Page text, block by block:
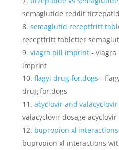
semaglutide reddit
semaglutid receptfritt
receptfritt tabletter
viagra pill imprint- viagra
imprint
flagyl drug for.dogs -
drug for.dogs
acyclovir and valacyclovir
valacyclovir dosage
bupropion xl
bupropion xl interactions